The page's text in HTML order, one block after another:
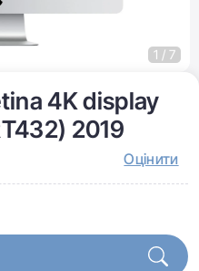
4K display
2019
Оцінити
1 / 7